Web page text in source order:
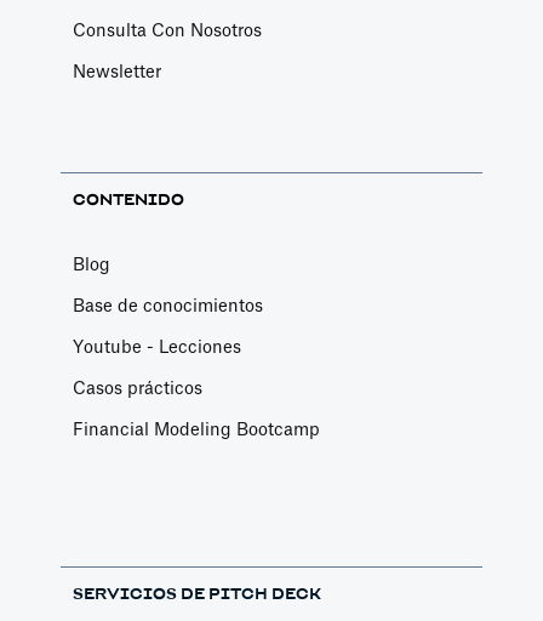
Consulta Con Nosotros
Newsletter
CONTENIDO
Blog
Base de conocimientos
Youtube - Lecciones
Casos prácticos
Financial Modeling Bootcamp
SERVICIOS DE PITCH DECK